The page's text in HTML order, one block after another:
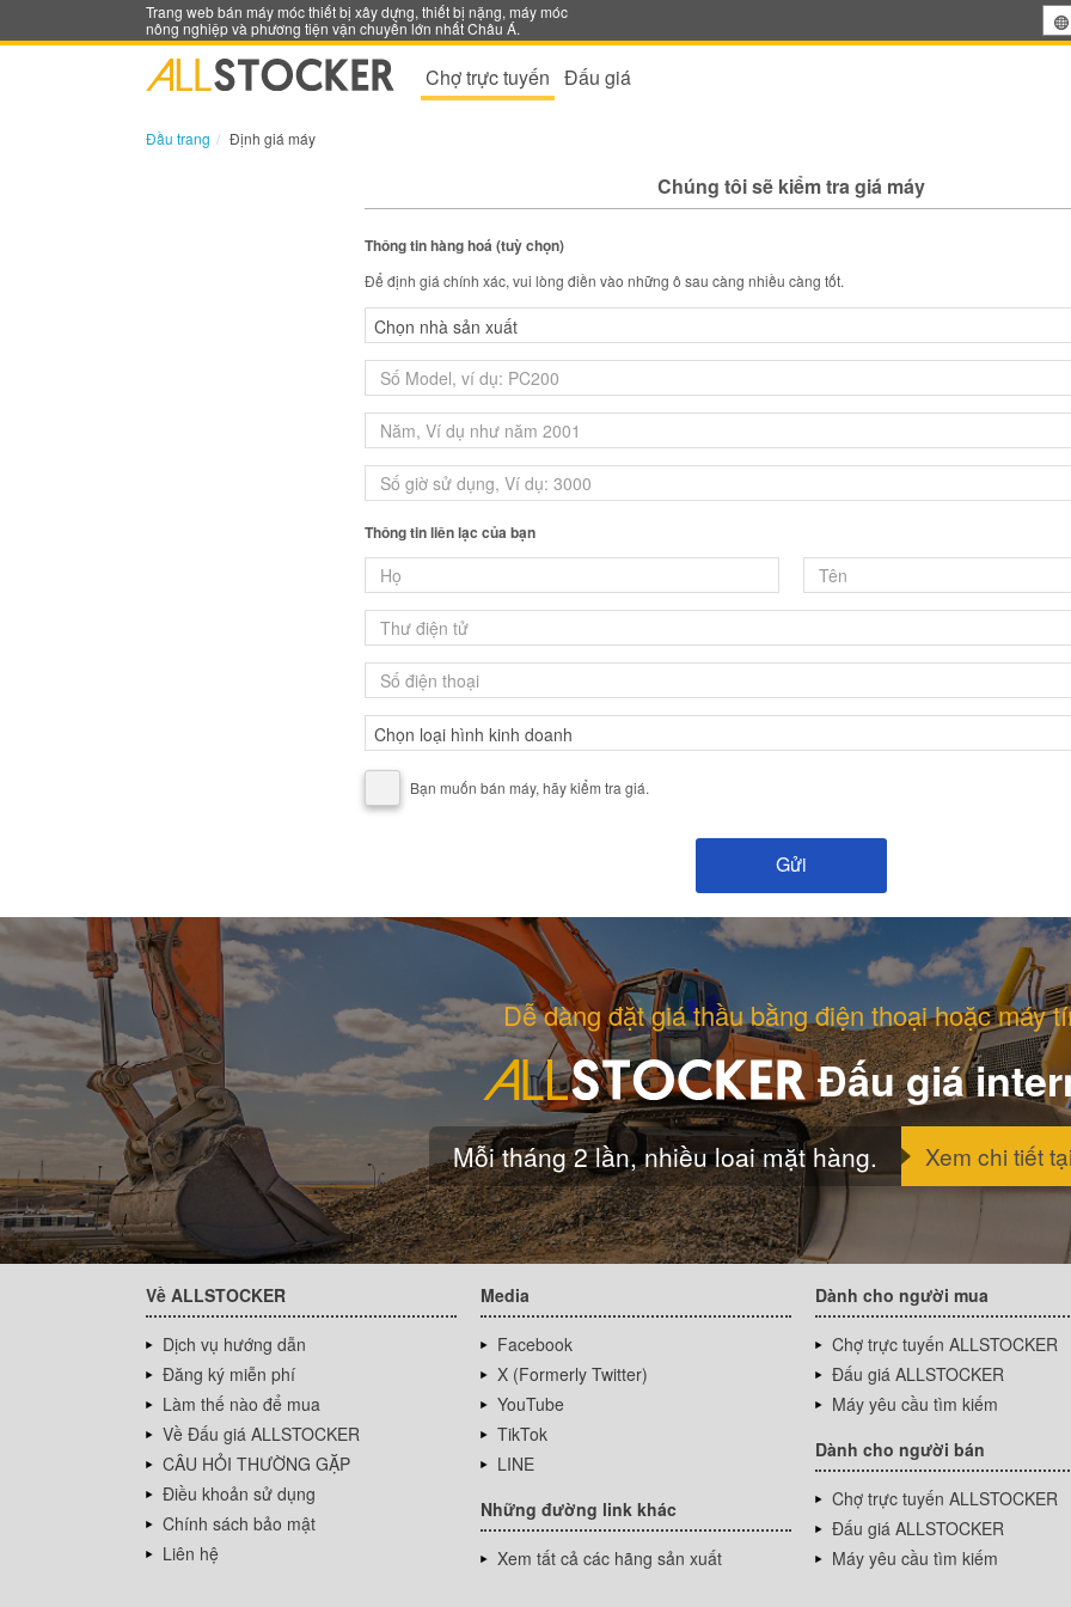
Trang web bán máy móc thiết bị xây dựng, thiết bị nặng, máy móc
nông nghiệp và phương tiện vận chuyển lớn nhất Châu Á.
Chợ trực tuyến Đấu giá
Đầu trang Định giá máy
Chúng tôi sẽ kiểm tra giá máy
Thông tin hàng hoá (tuỳ chọn)
Để định giá chính xác, vui lòng điền vào những ô sau càng nhiều càng tốt.
Thông tin liên lạc của bạn
Bạn muốn bán máy, hãy kiểm tra giá.
Dễ dàng đặt giá thầu bằng điện thoại hoặc máy
Đấu giá
Mỗi tháng 2 lần, nhiều loai mặt hàng. Xem chi tiết
Về ALLSTOCKER
Dịch vụ hướng dẫn
Đăng ký miễn phí
Làm thế nào để mua
Về Đấu giá ALLSTOCKER
CÂU HỎI THƯỜNG GẶP
Điều khoản sử dụng
Chính sách bảo mật
Liên hệ
Media
Facebook
X (Formerly Twitter)
YouTube
TikTok
LINE
Những đường link khác
Xem tất cả các hãng sản xuất
Dành cho người mua
Chợ trực tuyến ALLSTOCKER
Đấu giá ALLSTOCKER
Máy yêu cầu tìm kiếm
Dành cho người bán
Chợ trực tuyến ALLSTOCKER
Đấu giá ALLSTOCKER
Máy yêu cầu tìm kiếm